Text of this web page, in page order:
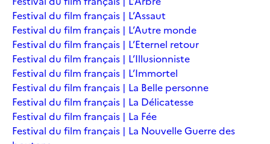
Festival du film français | L’Assaut
Festival du film français | L’Autre monde
Festival du film français | L’Eternel retour
Festival du film français | L’Illusionniste
Festival du film français | L’Immortel
Festival du film français | La Belle personne
Festival du film français | La Délicatesse
Festival du film français | La Fée
Festival du film français | La Nouvelle Guerre des